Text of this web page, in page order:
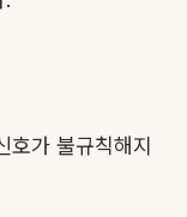
호가 불규칙해지